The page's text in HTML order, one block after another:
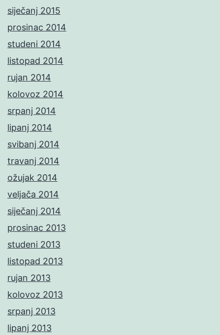
siječanj 2015
prosinac 2014
studeni 2014
listopad 2014
rujan 2014
kolovoz 2014
srpanj 2014
lipanj 2014
svibanj 2014
travanj 2014
ožujak 2014
veljača 2014
siječanj 2014
prosinac 2013
studeni 2013
listopad 2013
rujan 2013
kolovoz 2013
srpanj 2013
lipanj 2013